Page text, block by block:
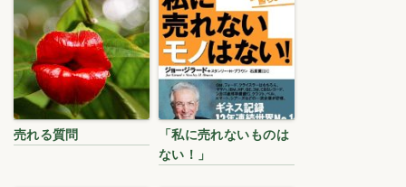
売れる質問
「私に売れないものは
ない！」